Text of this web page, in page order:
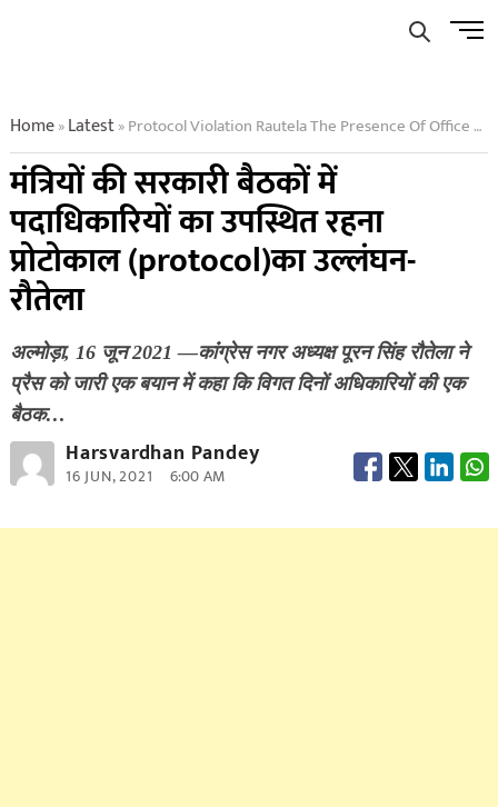
Menu
Home»Latest»Protocol Violation Rautela The Presence Of Office Bearers I
मंत्रियों की सरकारी बैठकों में
पदाधिकारियों का उपस्थित रहना
प्रोटोकाल (protocol)का उल्लंघन-
रौतेला
अल्मोड़ा, 16 जून 2021 —कांंग्रेस नगर अध्यक्ष पूरन सिंह रौतेला ने
प्रैस को जारी एक बयान में कहा कि विगत दिनों अधिकारियों की एक
बैठक…
Harsvardhan Pandey
16 JUN, 2021 6:00 AM